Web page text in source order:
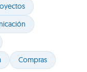
Compras